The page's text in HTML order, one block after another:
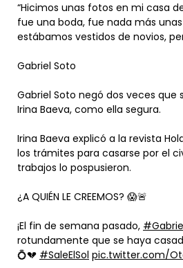
“Hicimos unas fotos en mi casa
fue una boda, fue nada más
estábamos vestidos de novios,
Gabriel Soto
Gabriel Soto negó dos veces que
Irina Baeva, como ella segura.
Irina Baeva explicó a la revista
los trámites para casarse por el
trabajos lo pospusieron.
¿A QUIÉN LE CREEMOS? 😱🚨
¡El fin de semana pasado,
rotundamente que se haya
💍💔 #SaleElSol pic.twitter.com/